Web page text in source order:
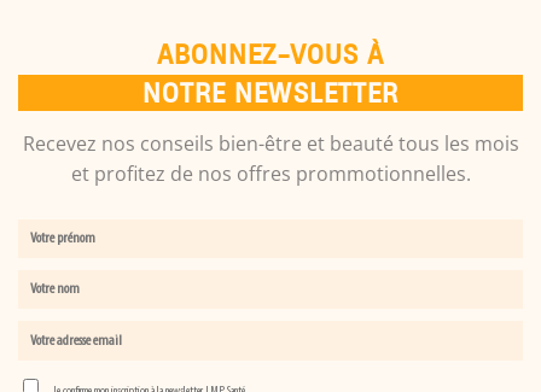
ABONNEZ-VOUS À
NOTRE NEWSLETTER
Recevez nos conseils bien-être et beauté tous les mois
et profitez de nos offres prommotionnelles.